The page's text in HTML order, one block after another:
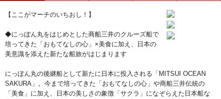
【ここがマーチのいちおし！】
◆にっぽん丸をはじめとした商船三井のクルーズ船で
培ってきた「おもてなしの心」×美食に加え、日本の
美意識を添えた新たな船旅がはじまります
にっぽん丸の後継船として新たに日本に投入される「MITSUI OCEAN
SAKURA」。今まで培ってきた「おもてなしの心」や商船三井伝統の
「美食」に加え、日本の美しさの象徴「サクラ」になぞらえた日本船な